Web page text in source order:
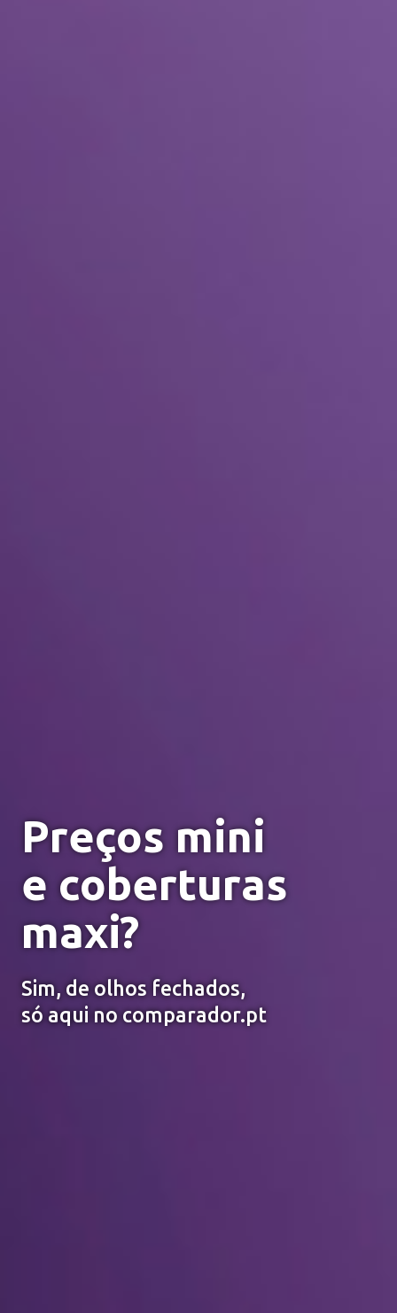
Preços mini
e coberturas
maxi?
Sim, de olhos fechados,
só aqui no comparador.pt